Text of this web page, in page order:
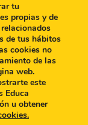
tu
propias y de
de tus hábitos
cookies no
de las
web.
este
Educa
u obtener